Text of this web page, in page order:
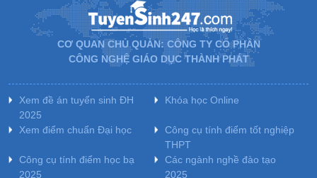
CƠ QUAN CHỦ QUẢN: CÔNG TY CỔ PHẦN
CÔNG NGHỆ GIÁO DỤC THÀNH PHÁT
Xem đề án tuyển sinh ĐH
2025
Khóa học Online
Xem điểm chuẩn Đại học
Công cụ tính điểm tốt nghiệp
THPT
Công cụ tính điểm học bạ
2025
Các ngành nghề đào tạo
2025